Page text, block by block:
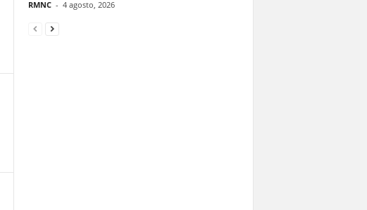
RMNC - 4 agosto, 2026